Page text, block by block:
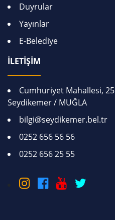
Duyrular
Yayınlar
E-Belediye
İLETİŞİM
Cumhuriyet Mahallesi,
Seydikemer / MUĞLA
bilgi@seydikemer.bel.tr
0252 656 56 56
0252 656 25 55